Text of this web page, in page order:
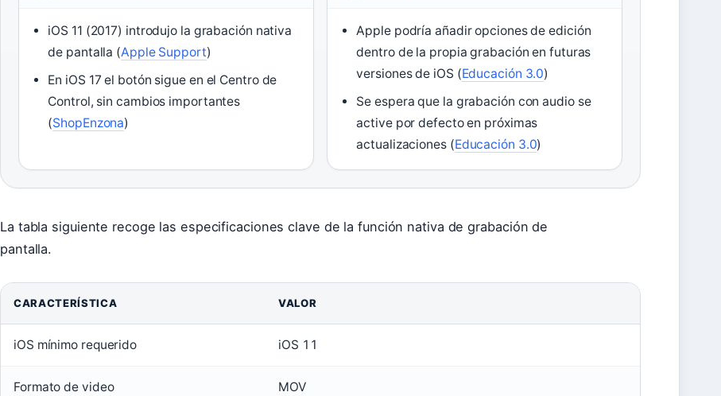
iOS 11 (2017) introdujo la grabación nativa
de pantalla (Apple Support)
En iOS 17 el botón sigue en el Centro de
Control, sin cambios importantes
(ShopEnzona)
Apple podría añadir opciones de edición
dentro de la propia grabación en futuras
versiones de iOS (Educación 3.0)
Se espera que la grabación con audio se
active por defecto en próximas
actualizaciones (Educación 3.0)
La tabla siguiente recoge las especificaciones clave de la función nativa de grabación de
pantalla.
de
CARACTERÍSTICA VALOR
iOS mínimo requerido iOS 11
Formato de video MOV